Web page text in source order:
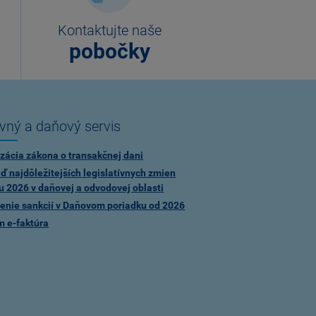
Kontaktujte naše
pobočky
a daňový servis
zákona o transakčnej dani
najdôležitejších legislatívnych zmien
2026 v daňovej a odvodovej oblasti
sankcií v Daňovom poriadku od 2026
e-faktúra